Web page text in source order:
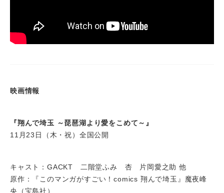
映画情報
『翔んで埼玉 ～琵琶湖より愛をこめて～』
11月23日（木・祝）全国公開
キャスト：GACKT 二階堂ふみ 杏 片岡愛之助 他
原作：『このマンガがすごい！comics 翔んで埼玉』魔夜峰
央（宝島社）